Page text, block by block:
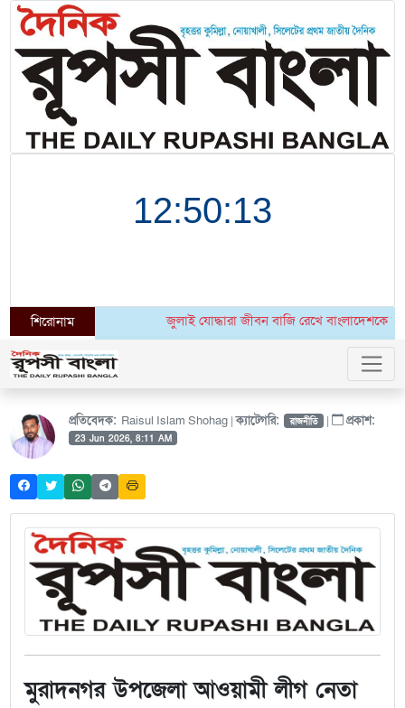
শিরোনাম জুলাই যোদ্ধারা জীবন বাজি রেখে বাংলাদেশকে
প্রতিবেদক: Raisul Islam Shohag |ক্যাটেগরি: রাজনীতি | প্রকাশ:
23 Jun 2026, 8:11 AM
মুরাদনগর উপজেলা আওয়ামী লীগ নেতা